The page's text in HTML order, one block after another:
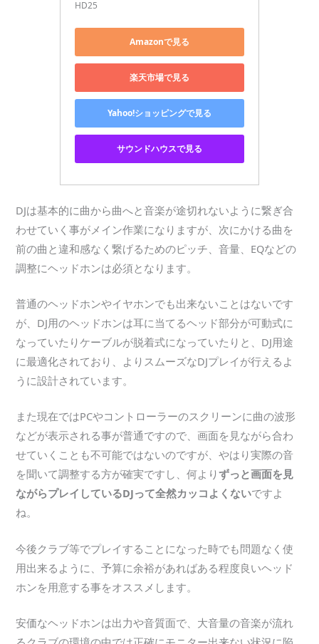
HD25
Amazonで見る
楽天市場で見る
Yahoo!ショッピングで見る
サウンドハウスで見る
DJは基本的に曲から曲へと音楽が途切れないように繋ぎ合
わせていく事がメイン作業になりますが、次にかける曲を
前の曲と違和感なく繋げるためのピッチ、音量、EQなどの
調整にヘッドホンは必須となります。
普通のヘッドホンやイヤホンでも出来ないことはないです
が、DJ用のヘッドホンは耳に当てるヘッド部分が可動式に
なっていたりケーブルが脱着式になっていたりと、DJ用途
に最適化されており、よりスムーズなDJプレイが行えるよ
うに設計されています。
また現在ではPCやコントローラーのスクリーンに曲の波形
などが表示される事が普通ですので、画面を見ながら合わ
せていくことも不可能ではないのですが、やはり実際の音
を聞いて調整する方が確実ですし、何よりずっと画面を見
ながらプレイしているDJって全然カッコよくないですよ
ね。
今後クラブ等でプレイすることになった時でも問題なく使
用出来るように、予算に余裕があればある程度良いヘッド
ホンを用意する事をオススメします。
安価なヘッドホンは出力や音質面で、大音量の音楽が流れ